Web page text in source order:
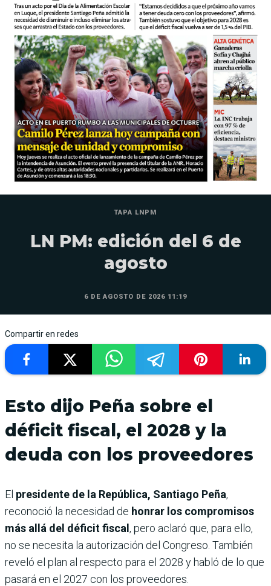
TAPA LNPM
LN PM: edición del 6 de
agosto
6 DE AGOSTO DE 2026 11:19
Compartir en redes
Esto dijo Peña sobre el
déficit fiscal, el 2028 y la
deuda con los proveedores
El presidente de la República, Santiago Peña,
reconoció la necesidad de honrar los compromisos
más allá del déficit fiscal, pero aclaró que, para ello,
no se necesita la autorización del Congreso. También
reveló el plan al respecto para el 2028 y habló de lo que
pasará en el 2027 con los proveedores.